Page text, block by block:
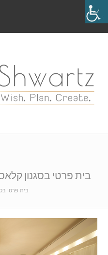
בית פרטי בסגנון
בית פרטי